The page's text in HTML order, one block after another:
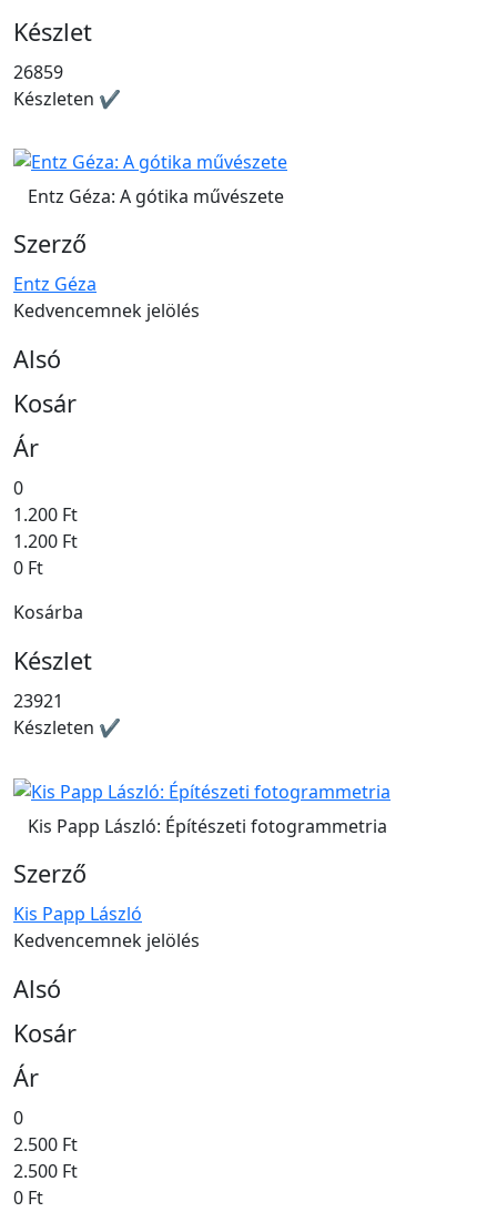
Készlet
26859
Készleten ✔
Entz Géza: A gótika művészete
Szerző
Entz Géza
Kedvencemnek jelölés
Alsó
Kosár
Ár
0
1.200 Ft
1.200 Ft
0 Ft
Kosárba
Készlet
23921
Készleten ✔
Kis Papp László: Építészeti fotogrammetria
Szerző
Kis Papp László
Kedvencemnek jelölés
Alsó
Kosár
Ár
0
2.500 Ft
2.500 Ft
0 Ft